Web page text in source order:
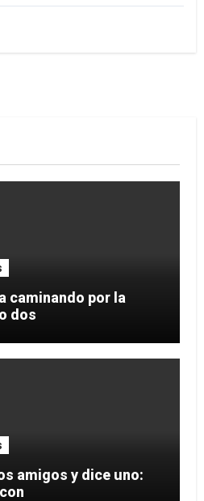
caminando por la
dos
amigos y dice uno: